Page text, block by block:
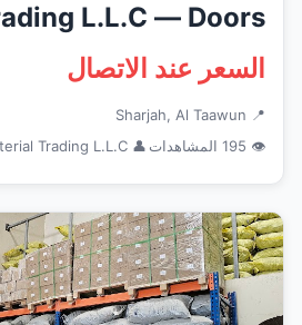
L.L.C — Doors
Window...
السعر عند الاتصال
📍 Sharjah, Al Taawun
👁 195 المشاهدات
👤 Al Jessour Building Material Trading L.L.C